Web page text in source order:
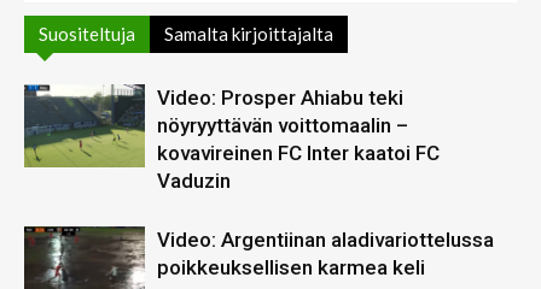
Suositeltuja Samalta kirjoittajalta
Video: Prosper Ahiabu teki
nöyryyttävän voittomaalin –
kovavireinen FC Inter kaatoi FC
Vaduzin
Video: Argentiinan aladivariottelussa
poikkeuksellisen karmea keli